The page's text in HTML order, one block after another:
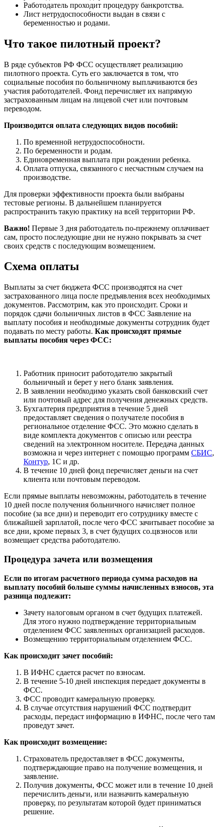
Работодатель проходит процедуру банкротства.
Лист нетрудоспособности выдан в связи с
беременностью и родами.
Что такое пилотный проект?
В ряде субъектов РФ ФСС осуществляет реализацию
пилотного проекта. Суть его заключается в том, что
социальные пособия по больничному выплачиваются без
участия работодателей. Фонд перечисляет их напрямую
застрахованным лицам на лицевой счет или почтовым
переводом.
Производится оплата следующих видов пособий:
По временной нетрудоспособности.
По беременности и родам.
Единовременная выплата при рождении ребенка.
Оплата отпуска, связанного с несчастным случаем на
производстве.
Для проверки эффективности проекта были выбраны
тестовые регионы. В дальнейшем планируется
распространить такую практику на всей территории РФ.
Важно! Первые 3 дня работодатель по-прежнему оплачивает
сам, просто последующие дни не нужно покрывать за счет
своих средств с последующим возмещением.
Схема оплаты
Выплаты за счет бюджета ФСС производятся на счет
застрахованного лица после предъявления всех необходимых
документов. Рассмотрим, как это происходит. Сроки и
порядок сдачи больничных листов в ФСС Заявление на
выплату пособия и необходимые документы сотрудник будет
подавать по месту работы. Как происходят прямые
выплаты пособия через ФСС:
Работник приносит работодателю закрытый
больничный и берет у него бланк заявления.
В заявлении необходимо указать свой банковский счет
или почтовый адрес для получения денежных средств.
Бухгалтерия предприятия в течение 5 дней
предоставляет сведения о получателе пособия в
региональное отделение ФСС. Это можно сделать в
виде комплекта документов с описью или реестра
сведений на электронном носителе. Передача данных
возможна и через интернет с помощью программ СБИС,
Контур, 1С и др.
В течение 10 дней фонд перечисляет деньги на счет
клиента или почтовым переводом.
Если прямые выплаты невозможны, работодатель в течение
10 дней после получения больничного начисляет полное
пособие (за все дни) и переводит его сотруднику вместе с
ближайшей зарплатой, после чего ФСС зачитывает пособие за
все дни, кроме первых 3, в счет будущих со.цвзносов или
возмещает средства работодателю.
Процедура зачета или возмещения
Если по итогам расчетного периода сумма расходов на
выплату пособий больше суммы начисленных взносов, эта
разница подлежит:
Зачету налоговым органом в счет будущих платежей.
Для этого нужно подтверждение территориальным
отделением ФСС заявленных организацией расходов.
Возмещению территориальным отделением ФСС.
Как происходит зачет пособий:
В ИФНС сдается расчет по взносам.
В течение 5-10 дней инспекция передает документы в
ФСС.
ФСС проводит камеральную проверку.
В случае отсутствия нарушений ФСС подтвердит
расходы, передаст информацию в ИФНС, после чего там
проведут зачет.
Как происходит возмещение:
Страхователь предоставляет в ФСС документы,
подтверждающие право на получение возмещения, и
заявление.
Получив документы, ФСС может или в течение 10 дней
перечислить деньги, или назначить камеральную
проверку, по результатам которой будет приниматься
решение.